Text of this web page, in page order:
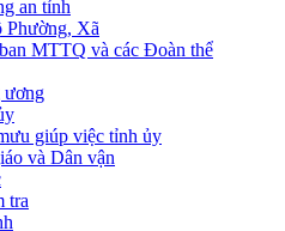
an tỉnh
Phường, Xã
MTTQ và các Đoàn thể
ương
giúp việc tỉnh ủy
và Dân vận
tra